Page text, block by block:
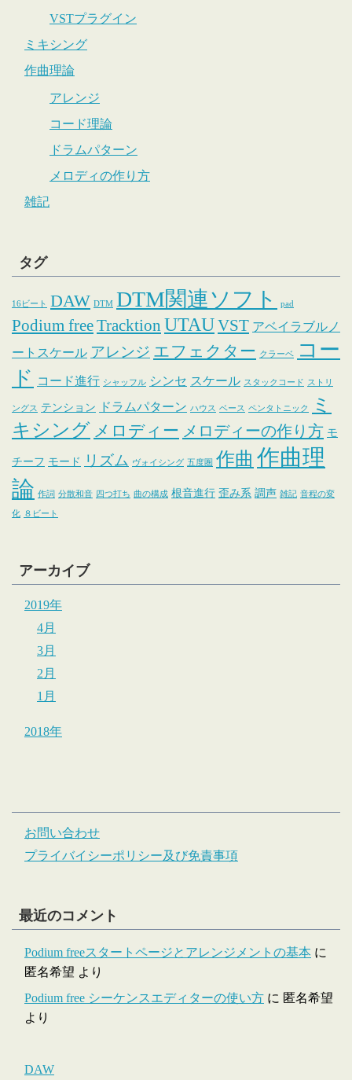
VSTプラグイン
ミキシング
作曲理論
アレンジ
コード理論
ドラムパターン
メロディの作り方
雑記
タグ
16ビート DAW DTM DTM関連ソフト pad
Podium freeTracktion UTAUVST アベイラブルノ
ートスケール アレンジ エフェクター クラーベ
コー
ド コード進行 シャッフル シンセ スケール スタックコード ストリ
ングス テンション ドラムパターン ハウス ベース ペンタトニック
ミ
キシング メロディー メロディーの作り方 モ
チーフ モード リズム ヴォイシング 五度圏 作曲 作曲理
論 作詞 分散和音 四つ打ち 曲の構成 根音進行 歪み系 調声 雑記 音程の変
化 ８ビート
アーカイブ
2019年
4月
3月
2月
1月
2018年
お問い合わせ
プライバイシーポリシー及び免責事項
最近のコメント
Podium freeスタートページとアレンジメントの基本 に
匿名希望 より
Podium free シーケンスエディターの使い方 に 匿名希望
より
DAW